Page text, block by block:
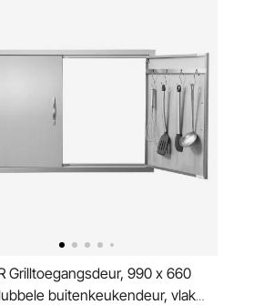
Grilltoegangsdeur, 990 x 660
buitenkeukendeur, vlak